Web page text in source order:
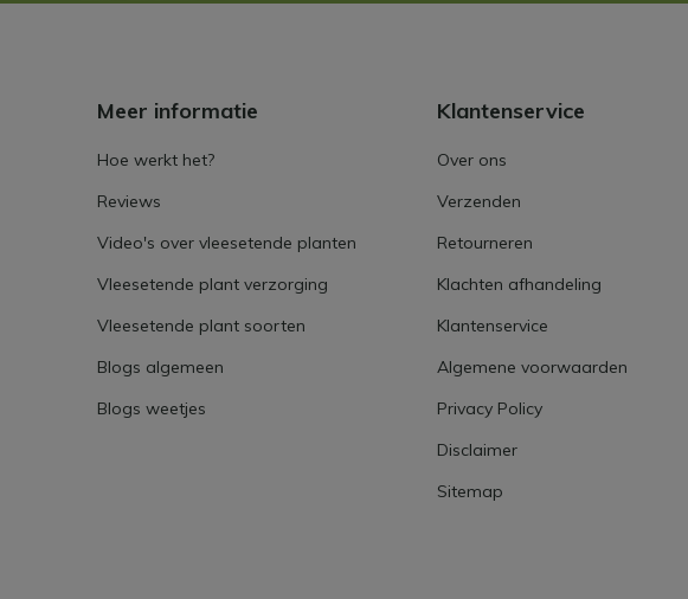
Meer informatie
Hoe werkt het?
Reviews
Video's over vleesetende planten
Vleesetende plant verzorging
Vleesetende plant soorten
Blogs algemeen
Blogs weetjes
Klantenservice
Over ons
Verzenden
Retourneren
Klachten afhandeling
Klantenservice
Algemene voorwaarden
Privacy Policy
Disclaimer
Sitemap